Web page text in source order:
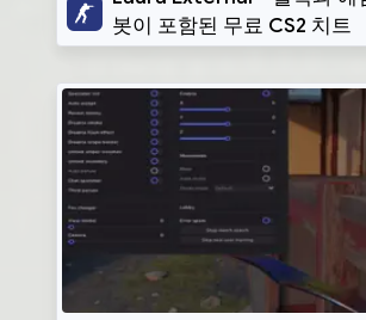
봇이 포함된 무료 CS2 치트